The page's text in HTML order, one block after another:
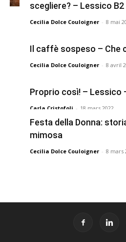
scegliere? – Lessico B2
Cecilia Dolce Couloigner - 8 mai
Il caffè sospeso – Che
Cecilia Dolce Couloigner - 8 avril
Proprio così! – Lessico
Carla Cristofoli - 18 mars 2022
Festa della Donna:
mimosa
Cecilia Dolce Couloigner - 8 mars